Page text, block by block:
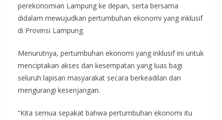
perekonomian Lampung ke depan, serta bersama
didalam mewujudkan pertumbuhan ekonomi yang inklusif
di Provinsi Lampung.
Menurutnya, pertumbuhan ekonomi yang inklusif ini untuk
menciptakan akses dan kesempatan yang luas bagi
seluruh lapisan masyarakat secara berkeadilan dan
mengurangi kesenjangan.
“Kita semua sepakat bahwa pertumbuhan ekonomi itu